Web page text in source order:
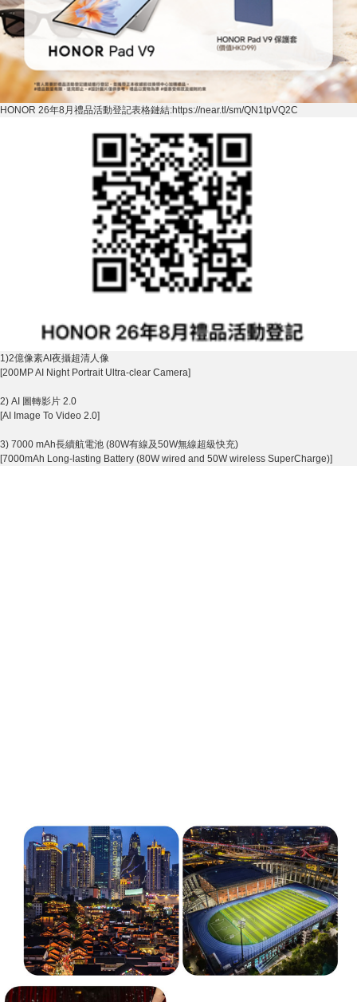
HONOR 26年8 月禮品活動登記表格鏈結:https://near.tl/sm/QN1tpVQ2C
1)2億像素AI夜攝超清人像
[200MP AI Night Portrait Ultra-clear Camera]
2) AI 圖轉影片 2.0
[AI Image To Video 2.0]
3) 7000 mAh長續航電池 (80W有線及50W無線超級快充)
[7000mAh Long-lasting Battery (80W wired and 50W wireless SuperCharge)]